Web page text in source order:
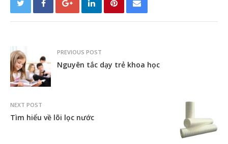
PREVIOUS POST
Nguyên tắc dạy trẻ khoa học
NEXT POST
Tìm hiểu về lõi lọc nước